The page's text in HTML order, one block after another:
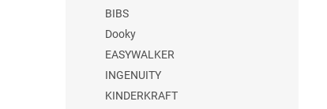
BIBS
Dooky
EASYWALKER
INGENUITY
KINDERKRAFT